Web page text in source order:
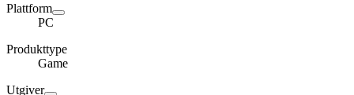
Plattform
PC
Produkttype
Game
Utgiver